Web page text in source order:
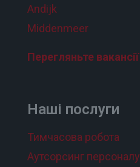
Andijk
Middenmeer
Перегляньте вакансії
Наші послуги
Тимчасова робота
Аутсорсинг персоналу